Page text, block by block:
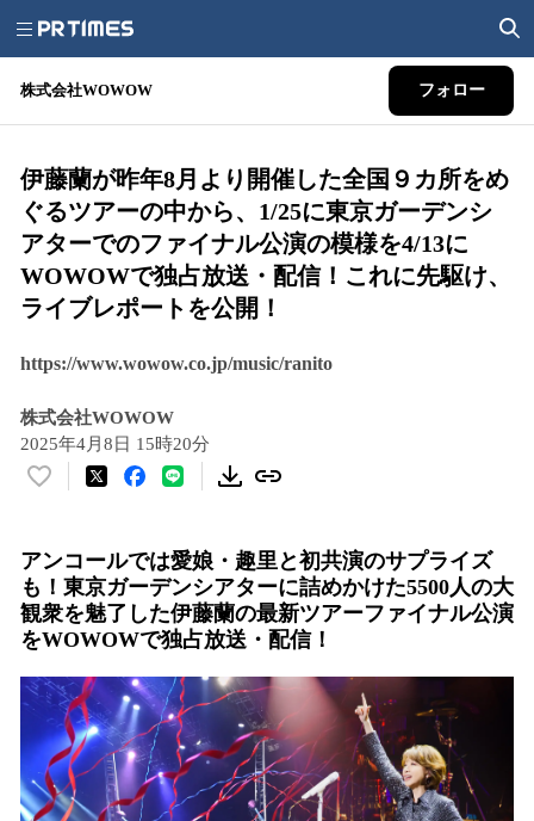
株式会社WOWOW フォロー
伊藤蘭が昨年8月より開催した全国９カ所をめ
ぐるツアーの中から、1/25に東京ガーデンシ
アターでのファイナル公演の模様を4/13に
WOWOWで独占放送・配信！これに先駆け、
ライブレポートを公開！
https://www.wowow.co.jp/music/ranito
株式会社WOWOW
2025年4月8日 15時20分
い
！
数
を
読
込
中
で
す
アンコールでは愛娘・趣里と初共演のサプライズ
も！東京ガーデンシアターに詰めかけた5500人の大
観衆を魅了した伊藤蘭の最新ツアーファイナル公演
をWOWOWで独占放送・配信！